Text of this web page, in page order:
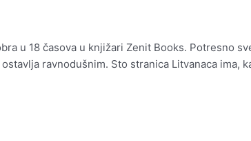
u 18 časova u knjižari Zenit Books. Potresno
ravnodušnim. Sto stranica Litvanaca ima,